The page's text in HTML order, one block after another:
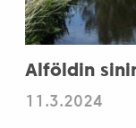
Alföldin
11.3.2024